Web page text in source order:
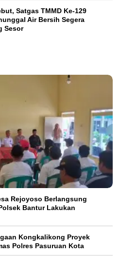
Satgas TMMD Ke-129
Air Bersih Segera
Sesor
Rejoyoso Berlangsung
Bantur Lakukan
Kongkalikong Proyek
Polres Pasuruan Kota